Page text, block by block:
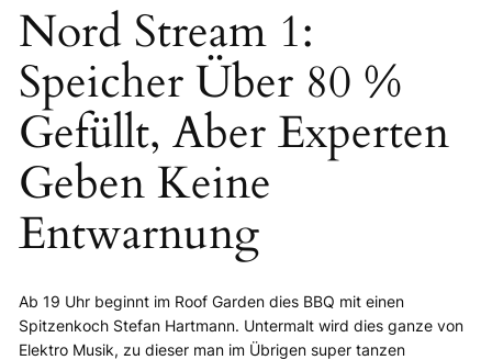
Nord Stream 1:
Speicher Über 80 %
Gefüllt, Aber Experten
Geben Keine
Entwarnung
Ab 19 Uhr beginnt im Roof Garden dies BBQ mit einen
Spitzenkoch Stefan Hartmann. Untermalt wird dies ganze von
Elektro Musik, zu dieser man im Übrigen super tanzen